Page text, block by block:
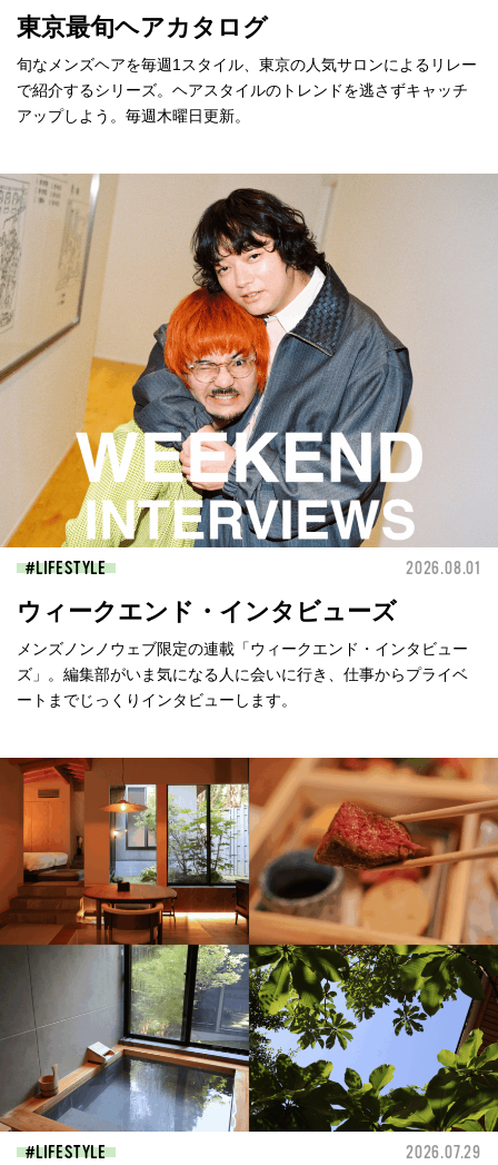
東京最旬ヘアカタログ
旬なメンズヘアを毎週1スタイル、東京の人気サロンによるリレー
で紹介するシリーズ。ヘアスタイルのトレンドを逃さずキャッチ
アップしよう。毎週木曜日更新。
LIFESTYLE 2026.08.01
ウィークエンド・インタビューズ
メンズノンノウェブ限定の連載「ウィークエンド・インタビュー
ズ」。編集部がいま気になる人に会いに行き、仕事からプライベ
ートまでじっくりインタビューします。
LIFESTYLE 2026.07.29